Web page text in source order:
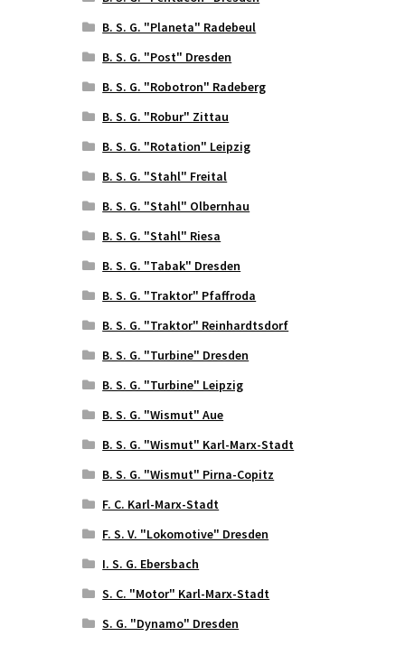
B. S. G. "Planeta" Radebeul
B. S. G. "Post" Dresden
B. S. G. "Robotron" Radeberg
B. S. G. "Robur" Zittau
B. S. G. "Rotation" Leipzig
B. S. G. "Stahl" Freital
B. S. G. "Stahl" Olbernhau
B. S. G. "Stahl" Riesa
B. S. G. "Tabak" Dresden
B. S. G. "Traktor" Pfaffroda
B. S. G. "Traktor" Reinhardtsdorf
B. S. G. "Turbine" Dresden
B. S. G. "Turbine" Leipzig
B. S. G. "Wismut" Aue
B. S. G. "Wismut" Karl-Marx-Stadt
B. S. G. "Wismut" Pirna-Copitz
F. C. Karl-Marx-Stadt
F. S. V. "Lokomotive" Dresden
I. S. G. Ebersbach
S. C. "Motor" Karl-Marx-Stadt
S. G. "Dynamo" Dresden